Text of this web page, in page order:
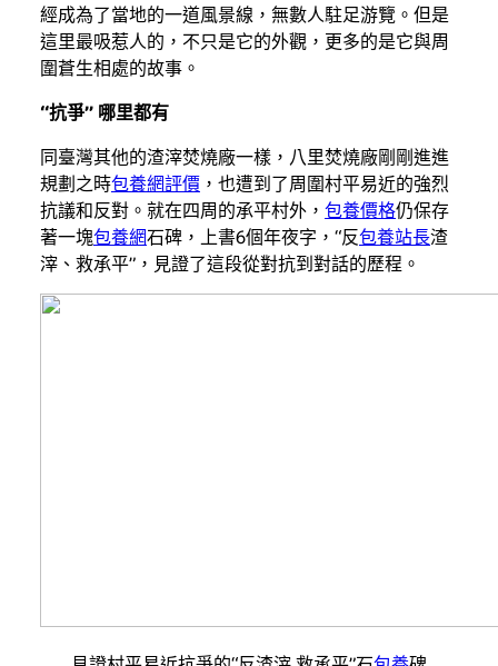
經成為了當地的一道風景線，無數人駐足游覽。但是
這里最吸惹人的，不只是它的外觀，更多的是它與周
圍蒼生相處的故事。
“抗爭” 哪里都有
同臺灣其他的渣滓焚燒廠一樣，八里焚燒廠剛剛進進
規劃之時包養網評價 ，也遭到了周圍村平易近的強烈
抗議和反對。就在四周的承平村外， 包養價格仍保存
著一塊包養網石碑，上書6個年夜字，“反包養站長渣
滓、救承平”，見證了這段從對抗到對話的歷程。